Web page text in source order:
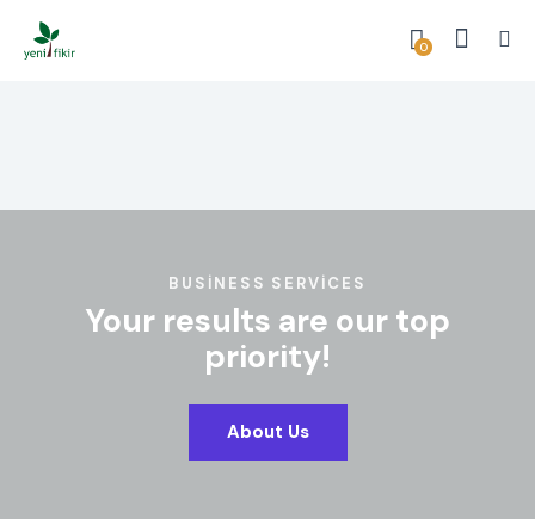
0
BUSINESS SERVICES
Your results are our top
priority!
About Us